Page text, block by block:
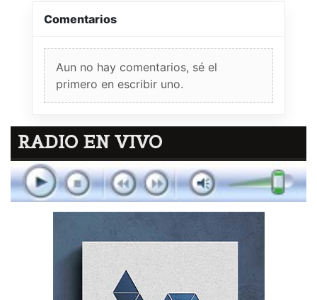
Comentarios
Aun no hay comentarios, sé el
primero en escribir uno.
RADIO EN VIVO